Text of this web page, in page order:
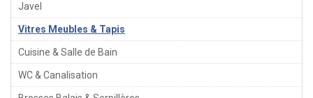
Javel
Vitres Meubles & Tapis
Cuisine & Salle de Bain
WC & Canalisation